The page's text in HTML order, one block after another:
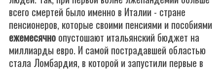
всего смертей было именно в Италии - стране
пенсионеров, которые своими пенсиями и пособиями
ежемесячно опустошают итальянский бюджет на
миллиарды евро. И самой пострадавшей областью
стала Ломбардия, в которой и запустили первые в